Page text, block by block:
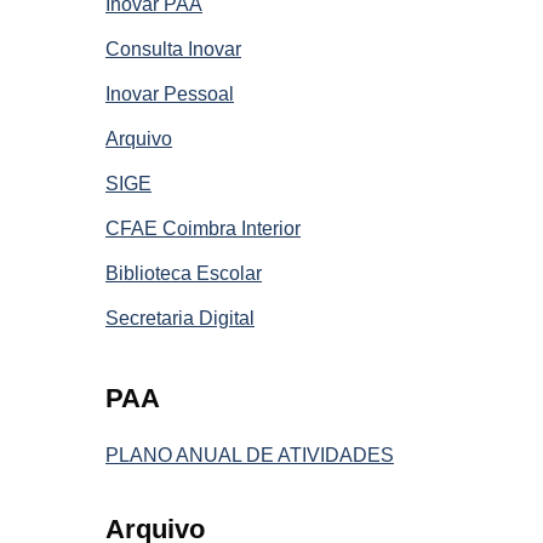
Consulta Inovar
Inovar Pessoal
Arquivo
SIGE
CFAE Coimbra Interior
Biblioteca Escolar
Secretaria Digital
PAA
PLANO ANUAL DE ATIVIDADES
Arquivo